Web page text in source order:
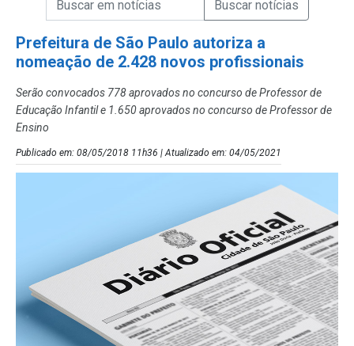
Prefeitura de São Paulo autoriza a
nomeação de 2.428 novos profissionais
Serão convocados 778 aprovados no concurso de Professor de
Educação Infantil e 1.650 aprovados no concurso de Professor de
Ensino
Publicado em: 08/05/2018 11h36 | Atualizado em: 04/05/2021